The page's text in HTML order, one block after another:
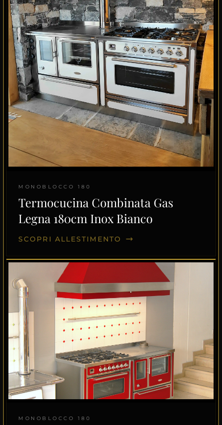
MONOBLOCCO 180
Termocucina Combinata Gas
Legna 180cm Inox Bianco
SCOPRI ALLESTIMENTO
MONOBLOCCO 180